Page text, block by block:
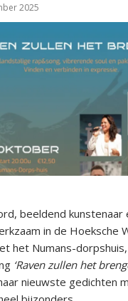
2025
beeldend kunstenaar
in de Hoeksche
het Numans-
‘Raven zullen het
nieuwste gedichten